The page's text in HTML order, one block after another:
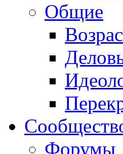
Общие
Форумы